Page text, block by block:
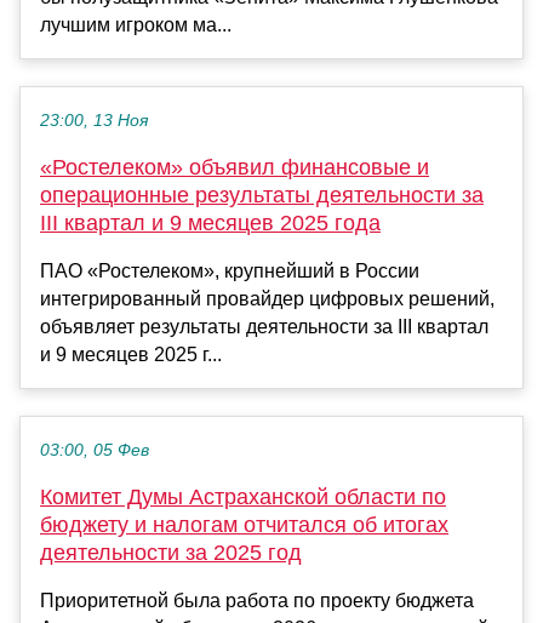
лучшим игроком ма...
23:00, 13 Ноя
«Ростелеком» объявил финансовые и
операционные результаты деятельности за
III квартал и 9 месяцев 2025 года
ПАО «Ростелеком», крупнейший в России
интегрированный провайдер цифровых решений,
объявляет результаты деятельности за III квартал
и 9 месяцев 2025 г...
03:00, 05 Фев
Комитет Думы Астраханской области по
бюджету и налогам отчитался об итогах
деятельности за 2025 год
Приоритетной была работа по проекту бюджета